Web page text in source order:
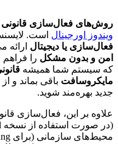
روش‌های فعال‌سازی قانونی
ویندوز اورجینال است.
فعال‌سازی یا دیجیتال
امن و بدون مشکل را
که سیستم شما همیشه
مایکروسافت باقی بماند و
جدید بهره‌مند شوید.
علاوه بر این، فعال‌سازی